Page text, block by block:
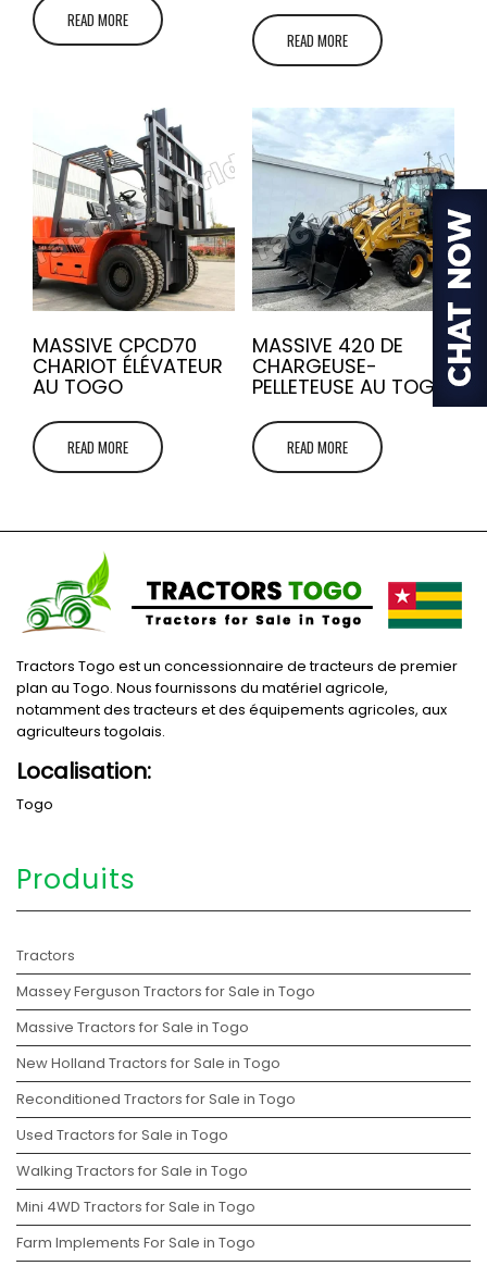
READ MORE
READ MORE
MASSIVE CPCD70
CHARIOT ÉLÉVATEUR
AU TOGO
READ MORE
MASSIVE 420 DE
CHARGEUSE-
PELLETEUSE AU TOGO
READ MORE
Tractors Togo est un concessionnaire de tracteurs de premier
plan au Togo. Nous fournissons du matériel agricole,
notamment des tracteurs et des équipements agricoles, aux
agriculteurs togolais.
Localisation:
Togo
Produits
Tractors
Massey Ferguson Tractors for Sale in Togo
Massive Tractors for Sale in Togo
New Holland Tractors for Sale in Togo
Reconditioned Tractors for Sale in Togo
Used Tractors for Sale in Togo
Walking Tractors for Sale in Togo
Mini 4WD Tractors for Sale in Togo
Farm Implements For Sale in Togo